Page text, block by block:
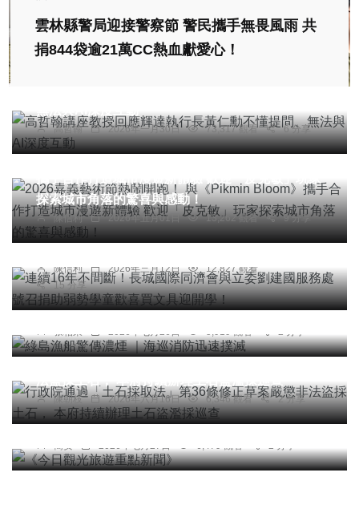
雲林縣警局迎接警察節 警民攜手無畏風雨 共
捐844袋逾21萬CC熱血獻愛心！
高哲翰 2026年一月30日 73,317 觀看 6 分享
綜合新聞 旅遊
2026嘉義藝術節熱鬧開跑！ 與《Pikmin Bloom》
探索城市角落的驚喜與感動！
陳信利 2026年五月01日 13,262 觀看 9 分享
綜合新聞
連續16年不間斷！長城國際同濟會與立委劉建國服
陳信利 2026年三月12日
12,827 觀看
15 分享
社會
綠島漁船驚傳濃煙 ｜海巡消防迅速撲滅
社會 綜合新聞
行政院通過「土石採取法」第36條修正草案嚴懲非
陳朝枝 2026年六月16日 6,346 觀看 2 分享
頭條 綜合新聞
《今日觀光旅遊重點新聞》
簡安 2026年七月27日 6,479 觀看 2 分享